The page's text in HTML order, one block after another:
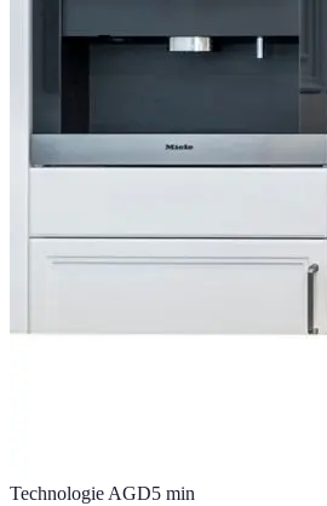
Technologie AGD5 min